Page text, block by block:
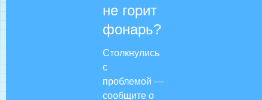
не горит
фонарь?
Столкнулись
с
проблемой —
сообщите о